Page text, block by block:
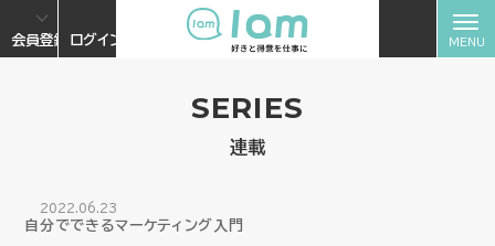
会員登録 ログイン
SERIES
連載
2022.06.23
自分でできるマーケティング入門